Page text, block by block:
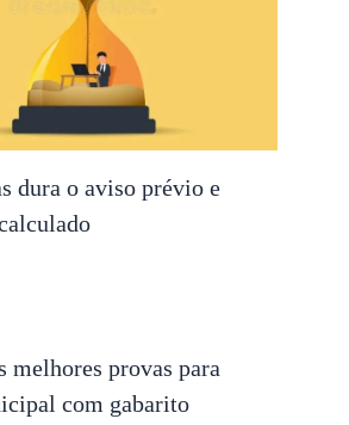
dura o aviso prévio e
melhores provas para
com gabarito